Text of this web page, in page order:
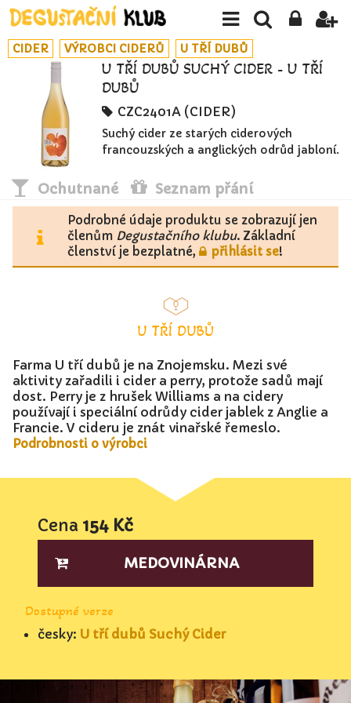
CIDER VÝROBCI CIDERŮ U TŘÍ DUBŮ
U TŘÍ DUBŮ SUCHÝ CIDER - U TŘÍ
DUBŮ
CZC2401A (CIDER)
Suchý cider ze starých ciderových
francouzských a anglických odrůd jabloní.
Ochutnané Seznam přání
Podrobné údaje produktu se zobrazují jen
členům Degustačního klubu. Základní
členství je bezplatné,
přihlásit se!
U TŘÍ DUBŮ
Farma U tří dubů je na Znojemsku. Mezi své
aktivity zařadili i cider a perry, protože sadů mají
dost. Perry je z hrušek Williams a na cidery
používají i speciální odrůdy cider jablek z Anglie a
Francie. V cideru je znát vinařské řemeslo.
Podrobnosti o výrobci
Cena 154 Kč
MEDOVINÁRNA
Dostupné verze
česky: U tří dubů Suchý Cider